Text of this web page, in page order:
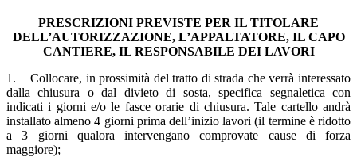
PRESCRIZIONI PREVISTE PER IL TITOLARE
DELL’AUTORIZZAZIONE, L’APPALTATORE, IL CAPO
CANTIERE, IL RESPONSABILE DEI LAVORI
1. Collocare, in prossimità del tratto di strada che verrà interessato
dalla chiusura o dal divieto di sosta, specifica segnaletica con
indicati i giorni e/o le fasce orarie di chiusura. Tale cartello andrà
installato almeno 4 giorni prima dell’inizio lavori (il termine è ridotto
a 3 giorni qualora intervengano comprovate cause di forza
maggiore);